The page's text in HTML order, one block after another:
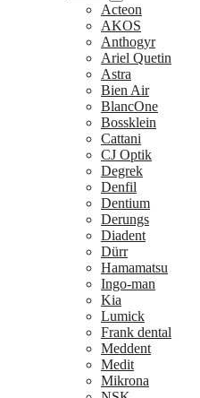
Acteon
AKOS
Anthogyr
Ariel Quetin
Astra
Bien Air
BlancOne
Bossklein
Cattani
CJ Optik
Degrek
Denfil
Dentium
Derungs
Diadent
Dürr
Hamamatsu
Ingo-man
Kia
Lumick
Frank dental
Meddent
Medit
Mikrona